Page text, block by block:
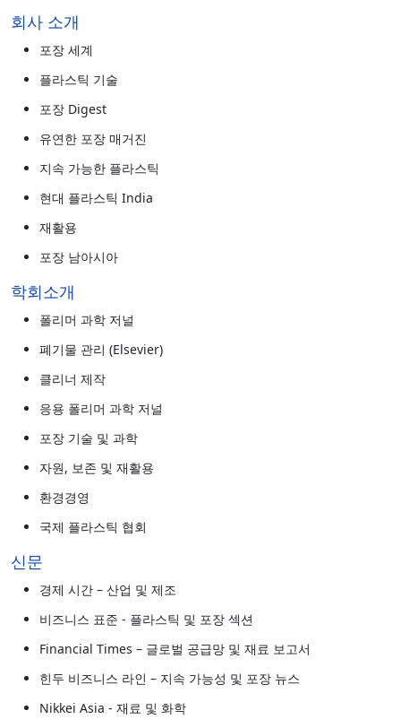
회사 소개
포장 세계
플라스틱 기술
포장 Digest
유연한 포장 매거진
지속 가능한 플라스틱
현대 플라스틱 India
재활용
포장 남아시아
학회소개
폴리머 과학 저널
폐기물 관리 (Elsevier)
클리너 제작
응용 폴리머 과학 저널
포장 기술 및 과학
자원, 보존 및 재활용
환경경영
국제 플라스틱 협회
신문
경제 시간 – 산업 및 제조
비즈니스 표준 - 플라스틱 및 포장 섹션
Financial Times – 글로벌 공급망 및 재료 보고서
힌두 비즈니스 라인 – 지속 가능성 및 포장 뉴스
Nikkei Asia - 재료 및 화학